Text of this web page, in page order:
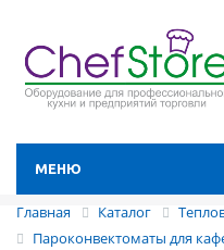
МЕНЮ
Главная Каталог
Пароконвектоматы для